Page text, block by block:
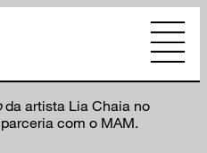
da artista Lia Chaia no
com o MAM.